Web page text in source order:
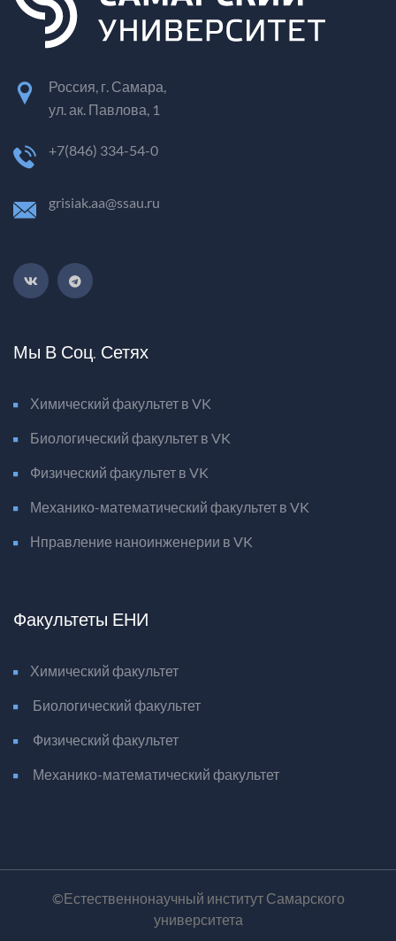
Россия, г. Самара,
ул. ак. Павлова, 1
+7(846) 334-54-0
grisiak.aa@ssau.ru
Мы В Соц. Сетях
Химический факультет в VK
Биологический факультет в VK
Физический факультет в VK
Механико-математический факультет в VK
Нправление наноинженерии в VK
Факультеты ЕНИ
Химический факультет
Биологический факультет
Физический факультет
Механико-математический факультет
©Естественнонаучный институт Самарского
университета